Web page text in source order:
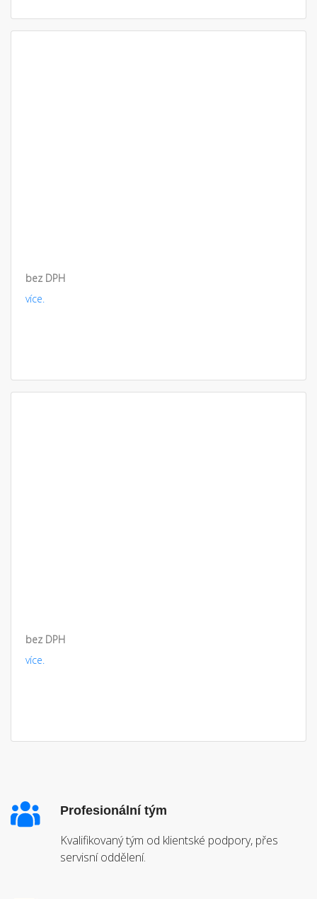
bez DPH
více.
bez DPH
více.
Profesionální tým
Kvalifikovaný tým od klientské podpory, přes
servisní oddělení.